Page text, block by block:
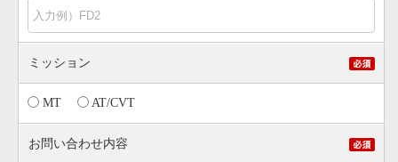
ミッション
MT AT/CVT
お問い合わせ内容